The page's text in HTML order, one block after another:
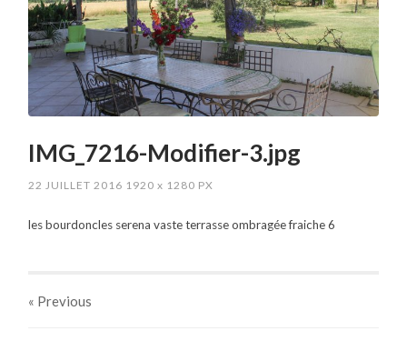
IMG_7216-Modifier-3.jpg
22 JUILLET 2016 1920x 1280 PX
les bourdoncles serena vaste terrasse ombragée fraiche 6
« Previous